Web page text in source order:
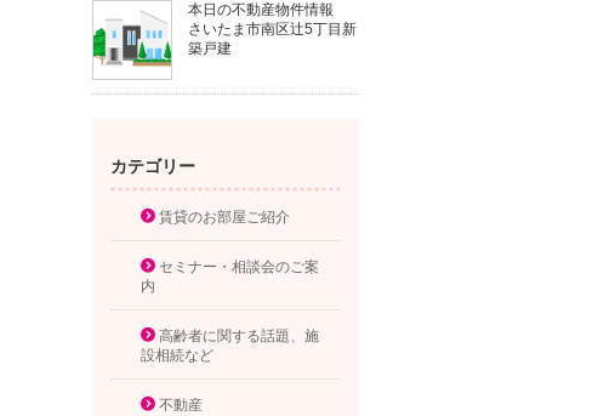
本日の不動産物件情報
さいたま市南区辻5丁目新
築戸建
カテゴリー
賃貸のお部屋ご紹介
セミナー・相談会のご案
内
高齢者に関する話題、施
設相続など
不動産